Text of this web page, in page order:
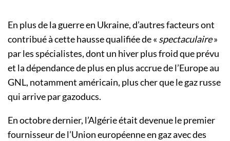
En plus de la guerre en Ukraine, d’autres facteurs ont
contribué à cette hausse qualifiée de « spectaculaire»
par les spécialistes, dont un hiver plus froid que prévu
et la dépendance de plus en plus accrue de l’Europe au
GNL, notamment américain, plus cher que le gaz russe
qui arrive par gazoducs.
En octobre dernier, l’Algérie était devenue le premier
fournisseur de l’Union européenne en gaz avec des